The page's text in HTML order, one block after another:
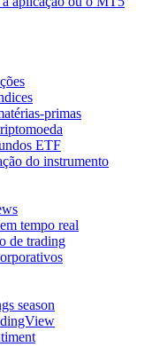
primas
ETF
do instrumento
tempo real
de trading
season